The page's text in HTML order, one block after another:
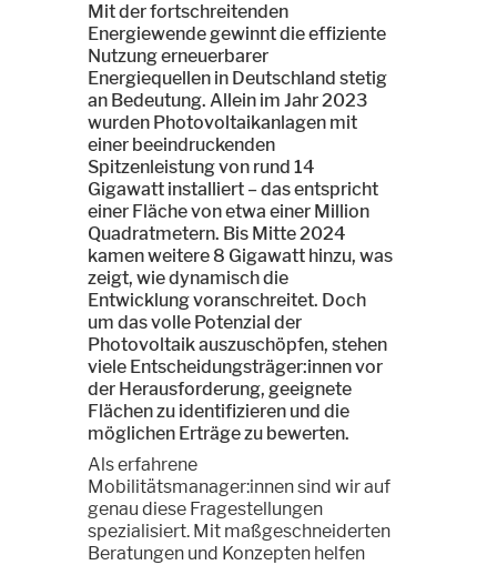
Mit der fortschreitenden
Energiewende gewinnt die effiziente
Nutzung erneuerbarer
Energiequellen in Deutschland stetig
an Bedeutung. Allein im Jahr 2023
wurden Photovoltaikanlagen mit
einer beeindruckenden
Spitzenleistung von rund 14
Gigawatt installiert – das entspricht
einer Fläche von etwa einer Million
Quadratmetern. Bis Mitte 2024
kamen weitere 8 Gigawatt hinzu, was
zeigt, wie dynamisch die
Entwicklung voranschreitet. Doch
um das volle Potenzial der
Photovoltaik auszuschöpfen, stehen
viele Entscheidungsträger:innen vor
der Herausforderung, geeignete
Flächen zu identifizieren und die
möglichen Erträge zu bewerten.
Als erfahrene
Mobilitätsmanager:innen sind wir auf
genau diese Fragestellungen
spezialisiert. Mit maßgeschneiderten
Beratungen und Konzepten helfen